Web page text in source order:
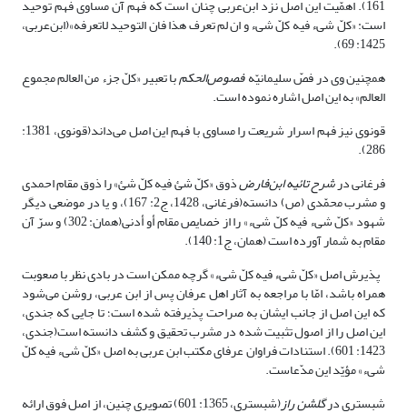
161). اهمّیت این اصل نزد ابن‌عربی چنان است که فهم آن مساوی فهم توحید
است: «کلّ شیء فیه کلّ شیء و ان لم تعرف هذا فان التوحید لاتعرفه»(ابن‌عربی،
1425: 69).
همچنین وی در فصّ سلیمانیّهفصوص‌الحکمبا تعبیر «کلّ جزء من العالم مجموع
العالم» به این اصل اشاره نموده است.
قونوی نیز فهم اسرار شریعت را مساوی با فهم این اصل می‌داند(قونوی، 1381:
286).
فرغانی درشرح تائیه ابن‌فارضذوق «کلّ شئ فیه کلّ شئ» را ذوق مقام احمدی
و مشرب محمّدی (ص) دانسته(فرغانی، 1428، ج2: 167)، و یا در موضعی دیگر
شهود «کلّ شیء فیه کلّ شیء» را از خصایص مقام أو أدنی(همان: 302) و سرّ آن
مقام به شمار آورده است (همان، ج1: 140).
پذیرش اصل «کلّ شیء فیه کلّ شیء» گرچه ممکن است در بادی نظر با صعوبت
همراه باشد، امّا با مراجعه به آثار اهل عرفان پس از ابن عربی، روشن می‌شود
که این اصل از جانب ایشان به صراحت پذیرفته شده است؛ تا جایی که جندی،
این اصل را از اصول تثبیت شده در مشرب تحقیق و کشف دانسته است(جندی،
1423: 601). استنادات فراوان عرفای مکتب ابن عربی به اصل «کلّ شیء فیه کلّ
شیء» مؤیّد این مدّعاست.
شبستری درگلشن راز (شبستری، 1365: 601) تصویری چنین، از اصل فوق ارائه